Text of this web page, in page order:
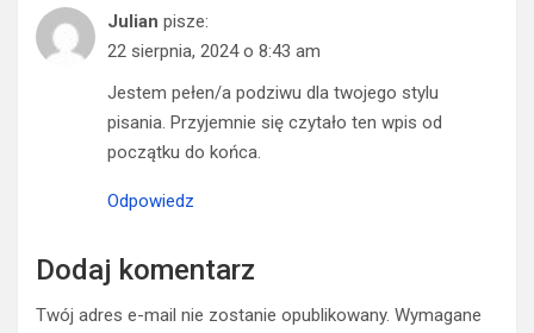
Julian pisze:
22 sierpnia, 2024 o 8:43 am
Jestem pełen/a podziwu dla twojego stylu
pisania. Przyjemnie się czytało ten wpis od
początku do końca.
Odpowiedz
Dodaj komentarz
Twój adres e-mail nie zostanie opublikowany. Wymagane